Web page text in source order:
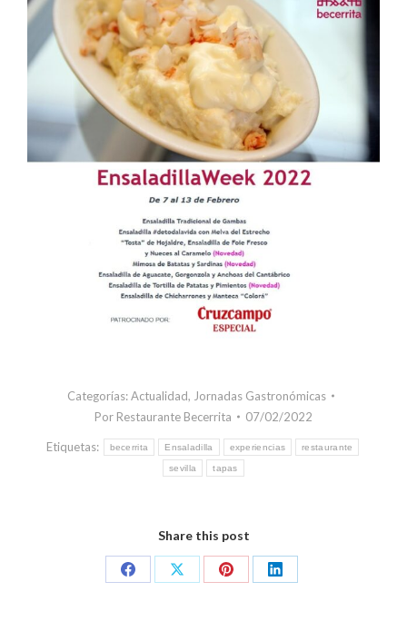
Categorías:Actualidad, Jornadas Gastronómicas
Por Restaurante Becerrita 07/02/2022
Etiquetas: becerrita Ensaladilla experiencias restaurante
sevilla tapas
Share this post
Share
Share
Share
Share